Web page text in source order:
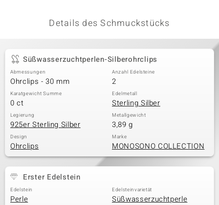
Classics
Details des Schmuckstücks
Süßwasserzuchtperlen-Silberohrclips
Abmessungen
Ohrclips - 30 mm
Anzahl Edelsteine
2
Karatgewicht Summe
0 ct
Edelmetall
Sterling Silber
Legierung
925er Sterling Silber
Metallgewicht
3,89 g
Design
Ohrclips
Marke
MONOSONO COLLECTION
Erster Edelstein
Edelstein
Perle
Edelsteinvarietät
Süßwasserzuchtperle